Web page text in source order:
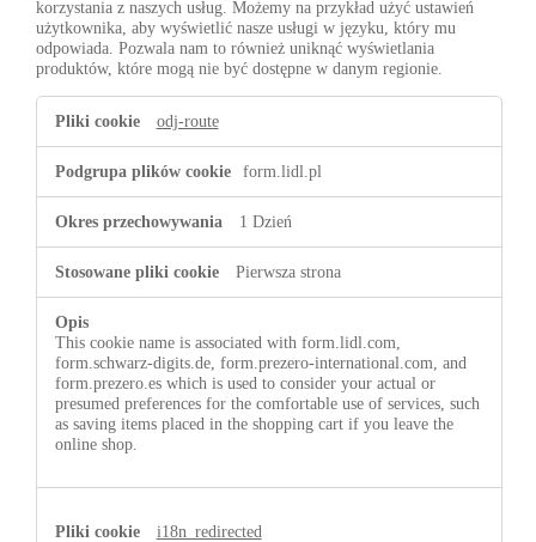
korzystania z naszych usług. Możemy na przykład użyć ustawień
użytkownika, aby wyświetlić nasze usługi w języku, który mu
odpowiada. Pozwala nam to również uniknąć wyświetlania
produktów, które mogą nie być dostępne w danym regionie.
Preferencje
odj-route
form.lidl.pl
1 Dzień
Pierwsza strona
This cookie name is associated with form.lidl.com,
form.schwarz-digits.de, form.prezero-international.com, and
form.prezero.es which is used to consider your actual or
presumed preferences for the comfortable use of services, such
as saving items placed in the shopping cart if you leave the
online shop.
i18n_redirected